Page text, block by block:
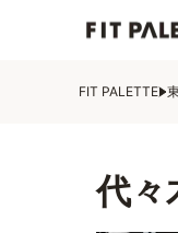
FIT PALETTE
代々